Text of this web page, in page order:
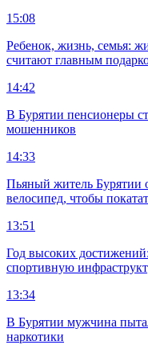
15:08
Ребенок, жизнь, семья:
считают главным
14:42
В Бурятии пенсионеры
мошенников
14:33
Пьяный житель Бурятии
велосипед, чтобы
13:51
Год высоких
спортивную
13:34
В Бурятии мужчина
наркотики